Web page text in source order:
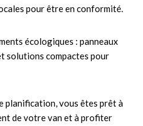
pour être en conformité.
écologiques : panneaux
solutions compactes pour
planification, vous êtes prêt à
de votre van et à profiter